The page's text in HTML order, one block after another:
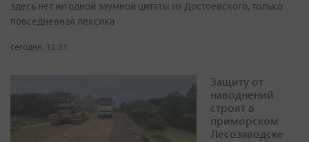
здесь нет ни одной заумной цитаты из Достоевского, только
повседневная лексика
сегодня, 12:31
Защиту от
наводнений
строят в
приморском
Лесозаводске